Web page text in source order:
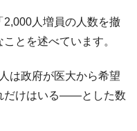
ぎるモチーフとは？
ず飛ばずに終わりそう
史。松山以前に最高位
清原に次いで多く打っ
人増員の人数を撤
とを述べています。
は政府が医大から希望
だけはいる――とした数